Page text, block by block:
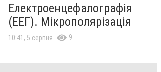
Електроенцефалографія
(ЕЕГ). Мікрополярізація
10:41, 5 серпня 9